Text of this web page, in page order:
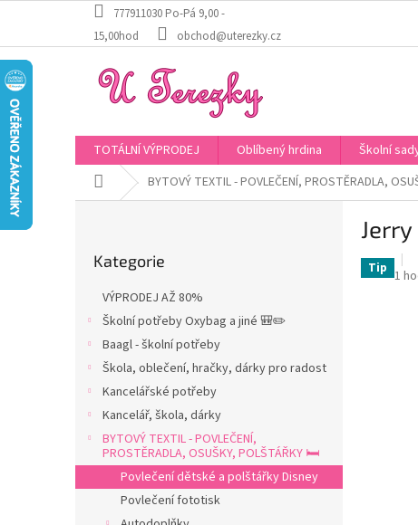
obsah
777911030 Po-Pá 9,00 -
15,00hod
obchod@uterezky.cz
TOTÁLNÍ VÝPRODEJ Oblíbený hrdina Školní
Domů BYTOVÝ TEXTIL - POVLEČENÍ, PROSTĚRADLA,
l
kategorie
Kategorie
VÝPRODEJ AŽ 80%
Školní potřeby Oxybag a jiné 🎒✏️
Baagl - školní potřeby
Škola, oblečení, hračky, dárky pro radost
Kancelářské potřeby
Kancelář, škola, dárky
BYTOVÝ TEXTIL - POVLEČENÍ,
PROSTĚRADLA, OSUŠKY, POLŠTÁŘKY 🛏️
Povlečení dětské a polštářky Disney
Povlečení fototisk
Tip 1